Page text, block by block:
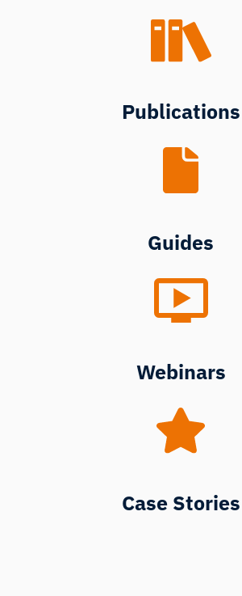
Publications
Guides
Webinars
Case Stories